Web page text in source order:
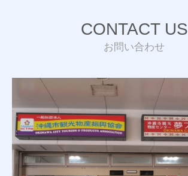
CONTACT US
お問い合わせ